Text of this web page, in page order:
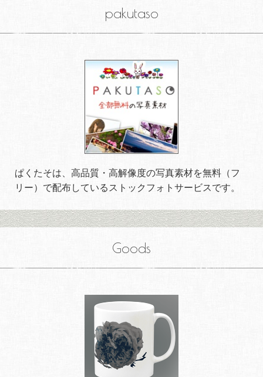
pakutaso
ぱくたそは、高品質・高解像度の写真素材を無料（フ
リー）で配布しているストックフォトサービスです。
Goods